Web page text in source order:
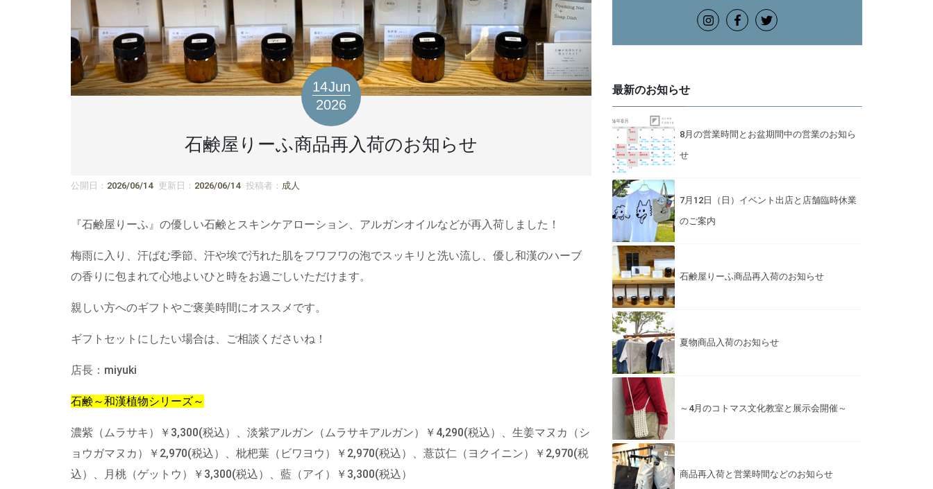
14Jun
2026
石鹸屋りーふ商品再入荷のお知らせ
公開日： 2026/06/14 更新日： 2026/06/14 投稿者： 成人
『石鹸屋りーふ』の優しい石鹸とスキンケアローション、アルガンオイルなどが再入荷しました！
梅雨に入り、汗ばむ季節、汗や埃で汚れた肌をフワフワの泡でスッキリと洗い流し、優し和漢のハーブ
の香りに包まれて心地よいひと時をお過ごしいただけます。
親しい方へのギフトやご褒美時間にオススメです。
ギフトセットにしたい場合は、ご相談くださいね！
店長：miyuki
石鹸～和漢植物シリーズ～
濃紫（ムラサキ）￥3,300(税込）、淡紫アルガン（ムラサキアルガン）￥4,290(税込）、生姜マヌカ（シ
ョウガマヌカ）￥2,970(税込）、枇杷葉（ビワヨウ）￥2,970(税込）、薏苡仁（ヨクイニン）￥2,970(税
込）、月桃（ゲットウ）￥3,300(税込）、藍（アイ）￥3,300(税込）
最新のお知らせ
8月の営業時間とお盆期間中の営業のお知ら
せ
7月12日（日）イベント出店と店舗臨時休業
のご案内
石鹸屋りーふ商品再入荷のお知らせ
夏物商品入荷のお知らせ
～4月のコトマス文化教室と展示会開催～
商品再入荷と営業時間などのお知らせ